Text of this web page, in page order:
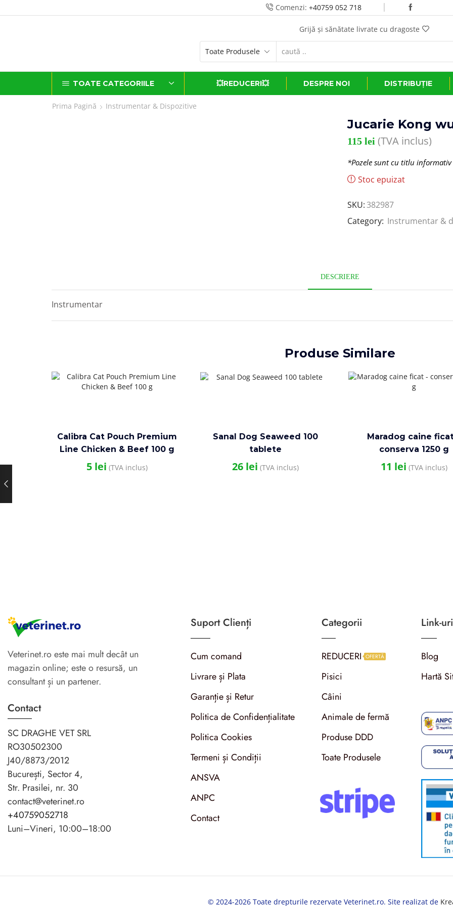
Comenzi: +40759 052 718
Grijă și sănătate livrate cu dragoste
TOATE CATEGORIILE 💥REDUCERI💥 DESPRE NOI DISTRIBUȚIE
Prima Pagină Instrumentar & Dispozitive
Jucarie Kong
115 lei (TVA inclus)
*Pozele sunt cu titlu informativ
Stoc epuizat
SKU:382987
Category: Instrumentar &
DESCRIERE
Instrumentar
Produse Similare
Calibra Cat Pouch Premium
Line Chicken & Beef 100 g
5 lei (TVA inclus)
Sanal Dog Seaweed 100
tablete
26 lei (TVA inclus)
Maradog caine
conserva 1250 g
11 lei (TVA inclus)
Veterinet.ro este mai mult decât un
magazin online; este o resursă, un
consultant și un partener.
Contact
SC DRAGHE VET SRL
RO30502300
J40/8873/2012
București, Sector 4,
Str. Prasilei, nr. 30
contact@veterinet.ro
+40759052718
Luni–Vineri, 10:00–18:00
Suport Clienți
Cum comand
Livrare și Plata
Garanție și Retur
Politica de Confidențialitate
Politica Cookies
Termeni și Condiții
ANSVA
ANPC
Contact
Categorii
REDUCERI OFERTĂ
Pisici
Câini
Animale de fermă
Produse DDD
Toate Produsele
Link-
Blog
Hartă
© 2024-2026 Toate drepturile rezervate Veterinet.ro. Site realizat de